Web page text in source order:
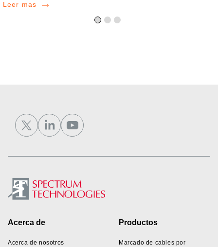
Leer mas
Footer
Acerca de
Acerca de nosotros
Productos
Marcado de cables por